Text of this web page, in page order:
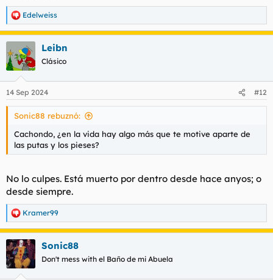
R
e
a
c
c
i
e
s
Edelweiss
Leibn
Clásico
14 Sep 2024 #12
Sonic88 rebuznó:
Cachondo, ¿en la vida hay algo más que te motive aparte de
las putas y los pieses?
No lo culpes. Está muerto por dentro desde hace anyos; o
desde siempre.
R
e
a
c
c
i
Kramer99
Sonic88
Don't mess with el Baño de mi Abuela